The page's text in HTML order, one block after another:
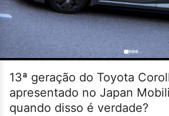
13ª geração do Toyota
apresentado no Japan
quando disso é verdade?